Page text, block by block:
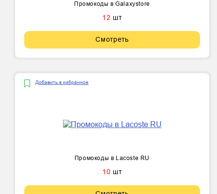
Промокоды в Galaxystore
12 шт
Смотреть
Добавить в избранное
Промокоды в Lacoste RU
10 шт